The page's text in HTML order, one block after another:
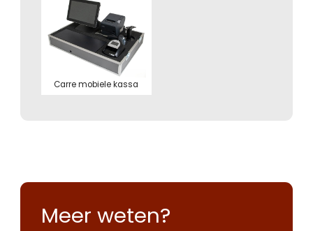
Carre mobiele kassa
Meer weten?